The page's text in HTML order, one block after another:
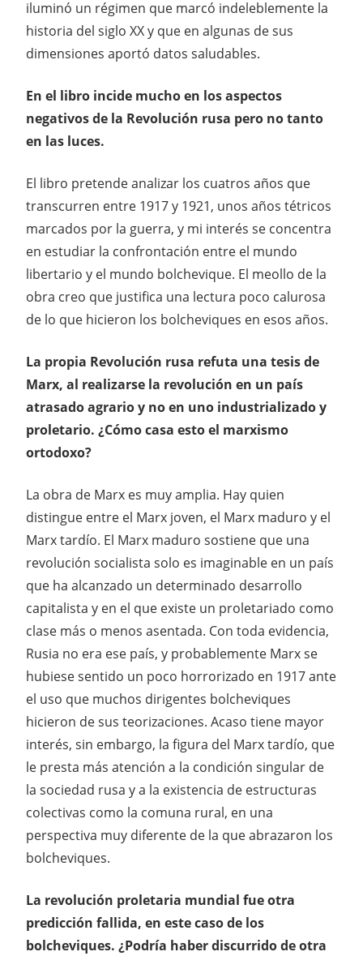
iluminó un régimen que marcó indeleblemente la
historia del siglo XX y que en algunas de sus
dimensiones aportó datos saludables.
En el libro incide mucho en los aspectos
negativos de la Revolución rusa pero no tanto
en las luces.
El libro pretende analizar los cuatros años que
transcurren entre 1917 y 1921, unos años tétricos
marcados por la guerra, y mi interés se concentra
en estudiar la confrontación entre el mundo
libertario y el mundo bolchevique. El meollo de la
obra creo que justifica una lectura poco calurosa
de lo que hicieron los bolcheviques en esos años.
La propia Revolución rusa refuta una tesis de
Marx, al realizarse la revolución en un país
atrasado agrario y no en uno industrializado y
proletario. ¿Cómo casa esto el marxismo
ortodoxo?
La obra de Marx es muy amplia. Hay quien
distingue entre el Marx joven, el Marx maduro y el
Marx tardío. El Marx maduro sostiene que una
revolución socialista solo es imaginable en un país
que ha alcanzado un determinado desarrollo
capitalista y en el que existe un proletariado como
clase más o menos asentada. Con toda evidencia,
Rusia no era ese país, y probablemente Marx se
hubiese sentido un poco horrorizado en 1917 ante
el uso que muchos dirigentes bolcheviques
hicieron de sus teorizaciones. Acaso tiene mayor
interés, sin embargo, la figura del Marx tardío, que
le presta más atención a la condición singular de
la sociedad rusa y a la existencia de estructuras
colectivas como la comuna rural, en una
perspectiva muy diferente de la que abrazaron los
bolcheviques.
La revolución proletaria mundial fue otra
predicción fallida, en este caso de los
bolcheviques. ¿Podría haber discurrido de otra